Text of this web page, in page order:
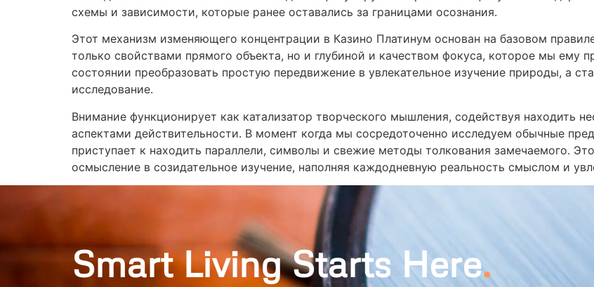
схемы и зависимости, которые ранее оставались за границами осознания.
Этот механизм изменяющего концентрации в Казино Платинум основан на базовом
только свойствами прямого объекта, но и глубиной и качеством фокуса, которое мы ему
состоянии преобразовать простую передвижение в увлекательное изучение природы, а
исследование.
Внимание функционирует как катализатор творческого мышления, содействуя находить
аспектами действительности. В момент когда мы сосредоточенно исследуем обычные
приступает к находить параллели, символы и свежие методы толкования замечаемого.
осмысление в созидательное изучение, наполняя каждодневную реальность смыслом и
Smart Living Starts Here.